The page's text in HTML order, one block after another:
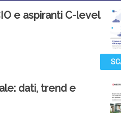
e aspiranti C-level
dati, trend e